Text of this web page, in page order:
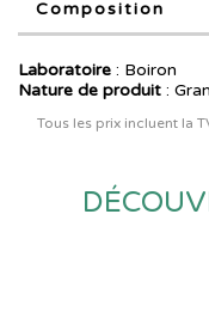
Composition
Laboratoire : Boiron
Nature de produit :
Tous les prix incluent la